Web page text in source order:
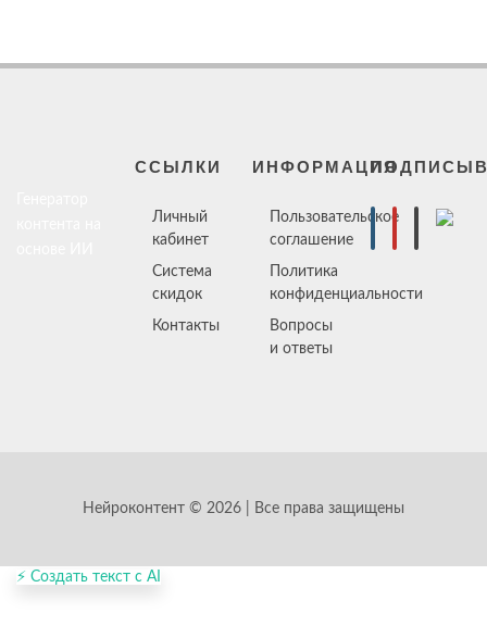
ССЫЛКИ
Личный
кабинет
Система
скидок
Контакты
ИНФОРМАЦИЯ
Пользовательское
соглашение
Политика
конфиденциальности
Вопросы
и ответы
Нейроконтент © 2026 | Все права защищены
⚡ Создать текст с AI